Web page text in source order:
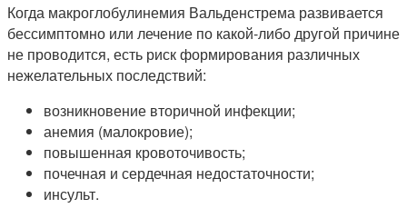
Когда макроглобулинемия Вальденстрема развивается
бессимптомно или лечение по какой-либо другой причине
не проводится, есть риск формирования различных
нежелательных последствий:
возникновение вторичной инфекции;
анемия (малокровие);
повышенная кровоточивость;
почечная и сердечная недостаточности;
инсульт.